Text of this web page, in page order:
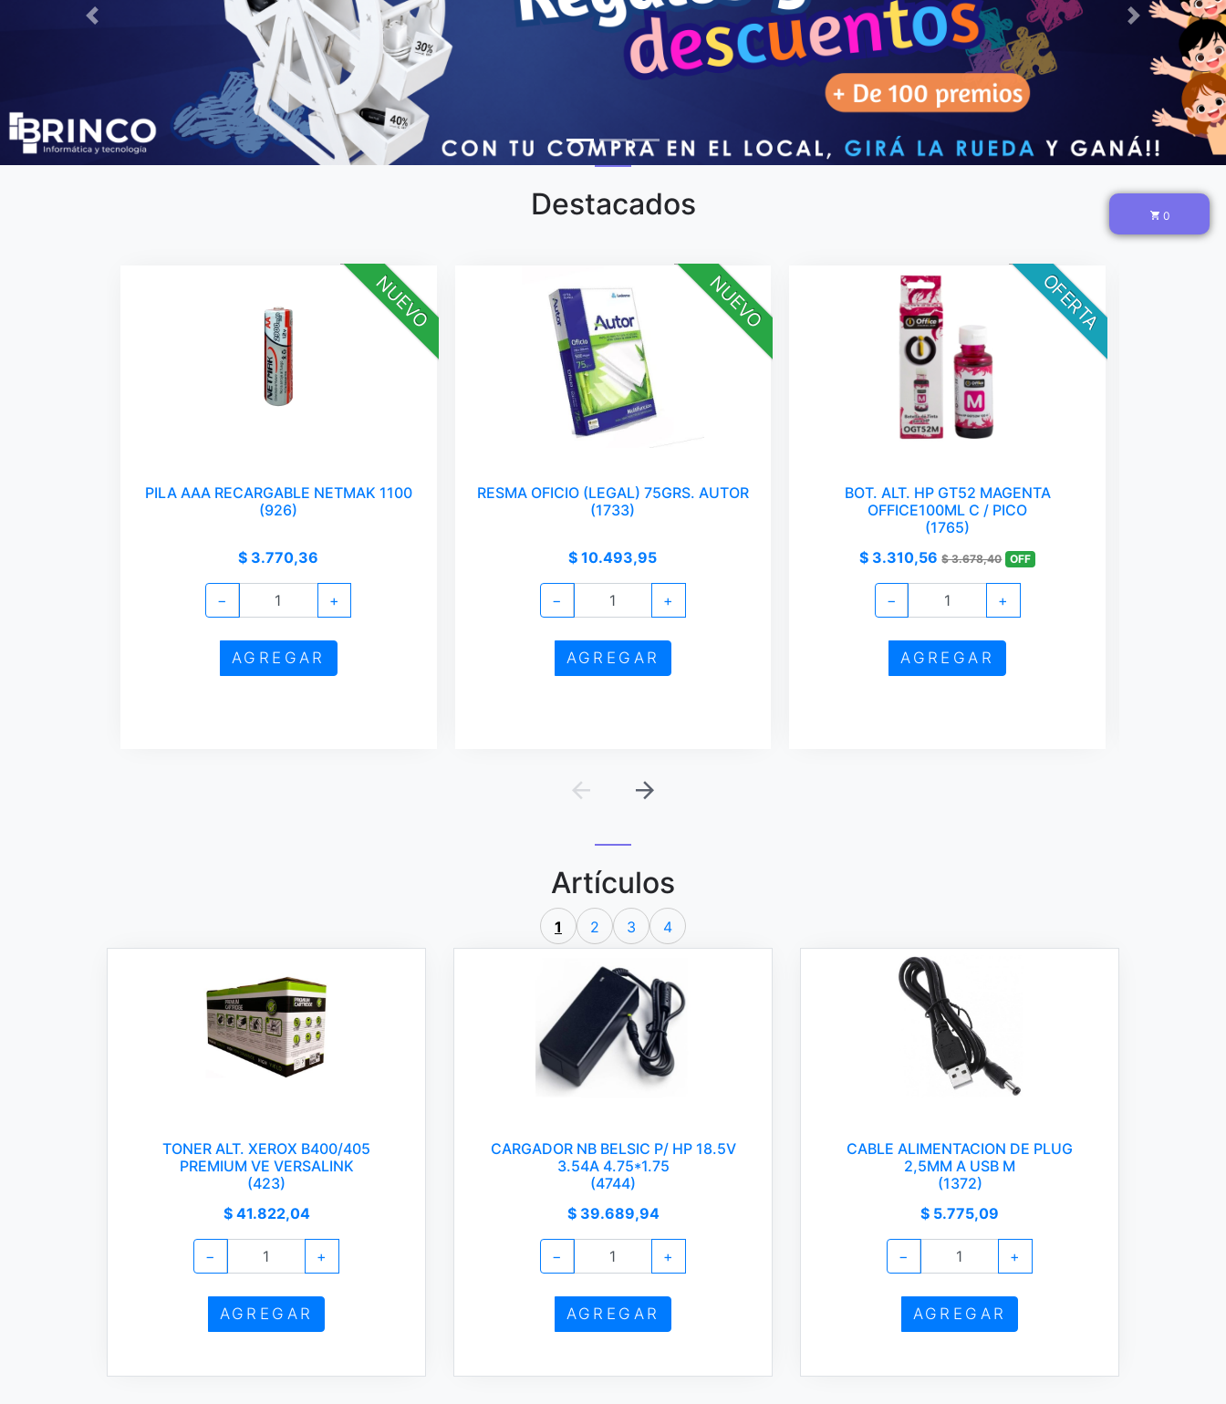
Previous Next
Destacados
PILA AAA RECARGABLE NETMAK 1100
(926)
$ 3.770,36
− +
AGREGAR
NUEVO
RESMA OFICIO (LEGAL) 75GRS. AUTOR
(1733)
$ 10.493,95
− +
AGREGAR
NUEVO
BOT. ALT. HP GT52 MAGENTA
OFFICE100ML C / PICO
(1765)
$ 3.310,56$ 3.678,40 OFF
− +
AGREGAR
OFERTA
Artículos
1 2 3 4
TONER ALT. XEROX B400/405
PREMIUM VE VERSALINK
(423)
$ 41.822,04
− +
AGREGAR
CARGADOR NB BELSIC P/ HP 18.5V
3.54A 4.75*1.75
(4744)
$ 39.689,94
− +
AGREGAR
CABLE ALIMENTACION DE PLUG
2,5MM A USB M
(1372)
$ 5.775,09
− +
AGREGAR
0